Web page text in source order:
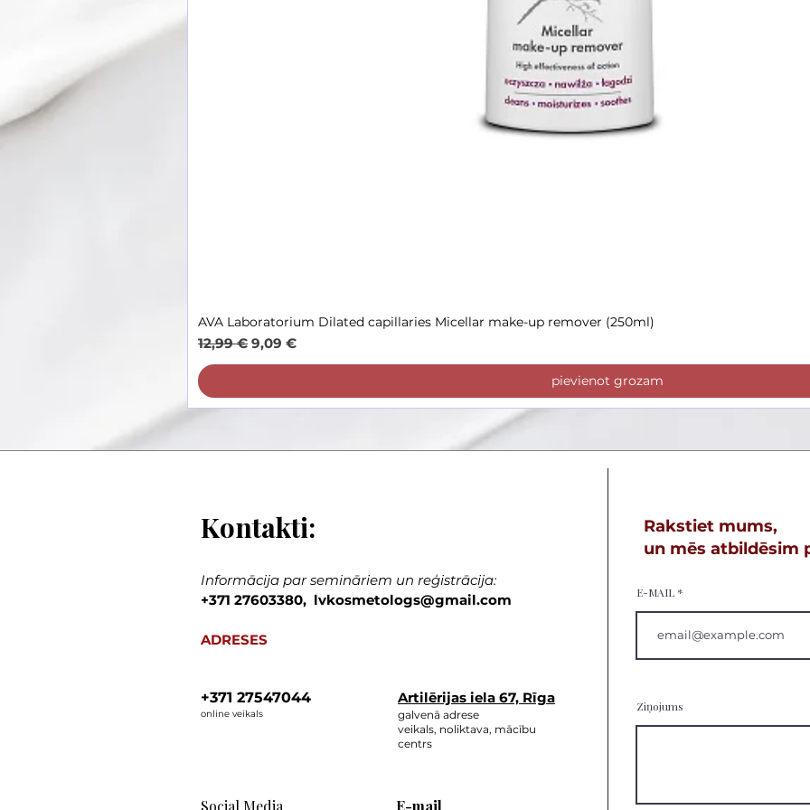
Ātrais skats
AVA Laboratorium Dilated capillaries Micellar make-up remover (250ml)
Parastā cena
12,99 € Izpārdošanas cena
9,09 €
pievienot grozam
Kontakti:
Informācija par semināriem un reģistrācija:
+371 27603380, lvkosmetologs@gmail.com
ADRESES
+371 27547044
online veikals
Social Media
Artilērijas iela 67, Rīga
galvenā adrese
veikals, noliktava, mācību
centrs
E-mail
Rakstiet mums,
un mēs atbildēsim
E-MAIL
Ziņojums